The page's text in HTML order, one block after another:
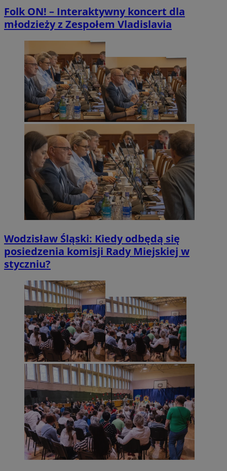
Folk ON! – Interaktywny koncert dla
młodzieży z Zespołem Vladislavia
Wodzisław Śląski: Kiedy odbędą się
posiedzenia komisji Rady Miejskiej w
styczniu?